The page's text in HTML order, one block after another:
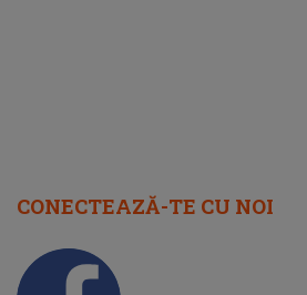
CONECTEAZĂ-TE CU NOI